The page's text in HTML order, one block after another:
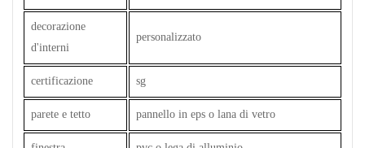
decorazione
d'interni
personalizzato
certificazione sg
parete e tetto pannello in eps o lana di vetro